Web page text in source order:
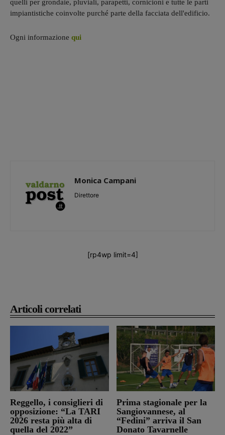
Articoli correlati
Reggello, i consiglieri di
opposizione: “La TARI
2026 resta più alta di
quella del 2022”
Prima stagionale per la
Sangiovannese, al
“Fedini” arriva il San
Donato Tavarnelle
quelli per grondaie, pluviali, parapetti, cornicioni e tutte le parti
impiantistiche coinvolte purché parte della facciata dell'edificio.
Ogni informazione qui
Monica Campani
Direttore
[rp4wp limit=4]